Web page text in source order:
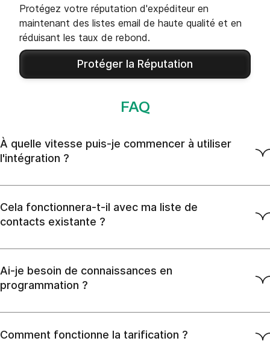
Protégez votre réputation d'expéditeur en
maintenant des listes email de haute qualité et en
réduisant les taux de rebond.
Protéger la Réputation
FAQ
À quelle vitesse puis-je commencer à utiliser
l'intégration ?
Cela fonctionnera-t-il avec ma liste de
contacts existante ?
Ai-je besoin de connaissances en
programmation ?
Comment fonctionne la tarification ?